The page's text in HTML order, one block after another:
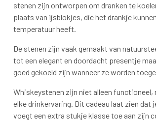
stenen zijn ontworpen om dranken te
plaats van ijsblokjes, die het drankje
temperatuur heeft.
De stenen zijn vaak gemaakt van
tot een elegant en doordacht presentje
goed gekoeld zijn wanneer ze worden
Whiskeystenen zijn niet alleen functioneel,
elke drinkervaring. Dit cadeau laat zien dat
voegt een extra stukje klasse toe aan zijn